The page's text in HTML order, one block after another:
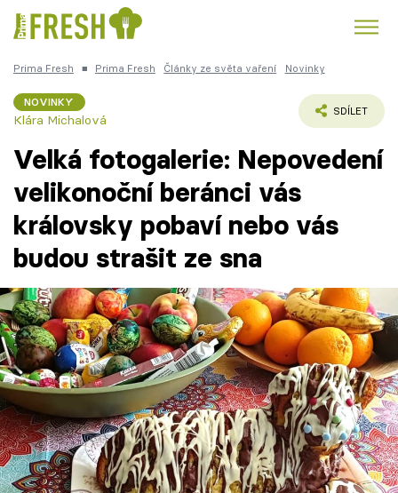
Česká kuchyně
Témata
Recepty
Články
TV Program
Škola vaření
Recepty z TV
Prima Fresh ■ Prima Fresh Články ze světa vaření Novinky
NOVINKY
Klára Michalová
SDÍLET
Velká fotogalerie: Nepovedení
velikonoční beránci vás
královsky pobaví nebo vás
budou strašit ze sna